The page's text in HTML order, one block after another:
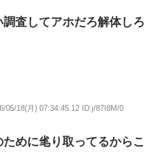
査してアホだろ解体しろ
05/18(月) 07:34:45.12 ID:j/87I8M/0
めに毟り取ってるからこ